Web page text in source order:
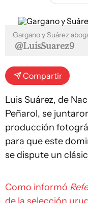
Gargano y Suárez
@LuisSuarez9
Compartir
Luis Suárez, de
Peñarol, se
producción
para que este
se dispute un
Como informó